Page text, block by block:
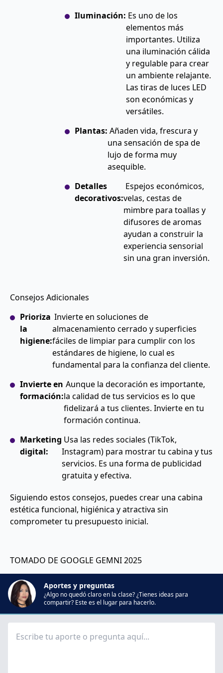
Iluminación: Es uno de los
elementos más
importantes. Utiliza
una iluminación cálida
y regulable para crear
un ambiente relajante.
Las tiras de luces LED
son económicas y
versátiles.
Plantas: Añaden vida, frescura y
una sensación de spa de
lujo de forma muy
asequible.
Detalles
decorativos:
Espejos económicos,
velas, cestas de
mimbre para toallas y
difusores de aromas
ayudan a construir la
experiencia sensorial
sin una gran inversión.
Consejos Adicionales
Prioriza
la
higiene:
Invierte en soluciones de
almacenamiento cerrado y superficies
fáciles de limpiar para cumplir con los
estándares de higiene, lo cual es
fundamental para la confianza del cliente.
Invierte en
formación:
Aunque la decoración es importante,
la calidad de tus servicios es lo que
fidelizará a tus clientes. Invierte en tu
formación continua.
Marketing
digital:
Usa las redes sociales (TikTok,
Instagram) para mostrar tu cabina y tus
servicios. Es una forma de publicidad
gratuita y efectiva.
Siguiendo estos consejos, puedes crear una cabina
estética funcional, higiénica y atractiva sin
comprometer tu presupuesto inicial.
TOMADO DE GOOGLE GEMNI 2025
Aportes y preguntas
¿Algo no quedó claro en la clase? ¿Tienes ideas para
compartir? Este es el lugar para hacerlo.